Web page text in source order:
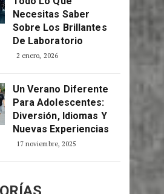
Brillo Consciente:
Todo Lo Que
Necesitas Saber
Sobre Los Brillantes
Un Verano Diferente
Para Adolescentes:
Diversión, Idiomas Y